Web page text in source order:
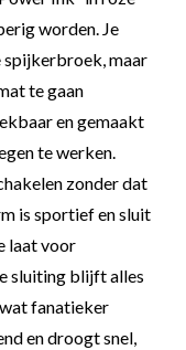
worden. Je
maar
te gaan
en gemaakt
te werken.
zonder dat
is sportief en sluit
laat voor
sluiting blijft alles
fanatieker
en droogt snel,